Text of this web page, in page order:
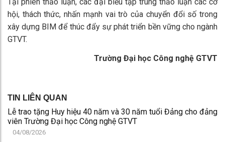
hội, thách thức, nhấn mạnh vai trò của chuyển đổi số trong
xây dựng BIM để thúc đẩy sự phát triển bền vững cho ngành
GTVT.
Trường Đại học Công nghệ GTVT
TIN LIÊN QUAN
Lễ trao tặng Huy hiệu 40 năm và 30 năm tuổi Đảng cho đảng
viên Trường Đại học Công nghệ GTVT
04/08/2026